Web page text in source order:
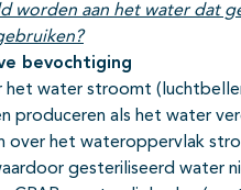
worden aan het water dat
bevochtiging
het water stroomt
produceren als het water
over het wateroppervlak
gesteriliseerd water